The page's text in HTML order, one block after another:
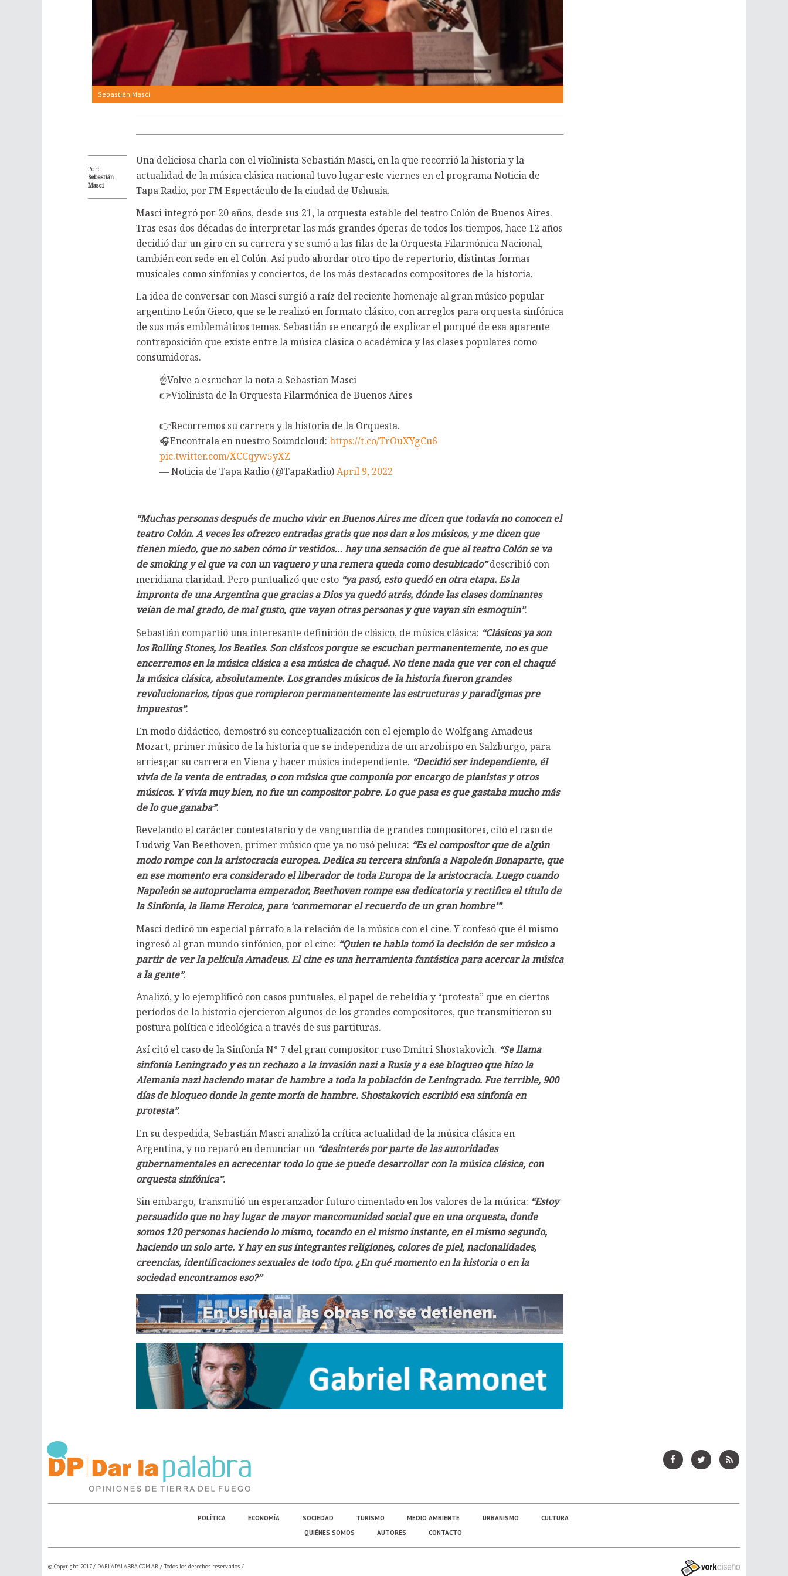
Sebastián Masci
Por:
Sebastián
Masci
Una deliciosa charla con el violinista Sebastián Masci, en la que recorrió la historia y la
actualidad de la música clásica nacional tuvo lugar este viernes en el programa Noticia de
Tapa Radio, por FM Espectáculo de la ciudad de Ushuaia.
Masci integró por 20 años, desde sus 21, la orquesta estable del teatro Colón de Buenos Aires.
Tras esas dos décadas de interpretar las más grandes óperas de todos los tiempos, hace 12 años
decidió dar un giro en su carrera y se sumó a las filas de la Orquesta Filarmónica Nacional,
también con sede en el Colón. Así pudo abordar otro tipo de repertorio, distintas formas
musicales como sinfonías y conciertos, de los más destacados compositores de la historia.
La idea de conversar con Masci surgió a raíz del reciente homenaje al gran músico popular
argentino León Gieco, que se le realizó en formato clásico, con arreglos para orquesta sinfónica
de sus más emblemáticos temas. Sebastián se encargó de explicar el porqué de esa aparente
contraposición que existe entre la música clásica o académica y las clases populares como
consumidoras.
☝️Volve a escuchar la nota a Sebastian Masci
👉Violinista de la Orquesta Filarmónica de Buenos Aires
👉Recorremos su carrera y la historia de la Orquesta.
🎧Encontrala en nuestro Soundcloud: https://t.co/TrOuXYgCu6
pic.twitter.com/XCCqyw5yXZ
— Noticia de Tapa Radio (@TapaRadio)April 9, 2022
“Muchas personas después de mucho vivir en Buenos Aires me dicen que todavía no conocen el
teatro Colón. A veces les ofrezco entradas gratis que nos dan a los músicos, y me dicen que
tienen miedo, que no saben cómo ir vestidos… hay una sensación de que al teatro Colón se va
de smoking y el que va con un vaquero y una remera queda como desubicado”describió con
meridiana claridad. Pero puntualizó que esto “ya pasó, esto quedó en otra etapa. Es la
impronta de una Argentina que gracias a Dios ya quedó atrás, dónde las clases dominantes
veían de mal grado, de mal gusto, que vayan otras personas y que vayan sin esmoquin”.
Sebastián compartió una interesante definición de clásico, de música clásica: “Clásicos ya son
los Rolling Stones, los Beatles. Son clásicos porque se escuchan permanentemente, no es que
encerremos en la música clásica a esa música de chaqué. No tiene nada que ver con el chaqué
la música clásica, absolutamente. Los grandes músicos de la historia fueron grandes
revolucionarios, tipos que rompieron permanentemente las estructuras y paradigmas pre
impuestos”.
En modo didáctico, demostró su conceptualización con el ejemplo de Wolfgang Amadeus
Mozart, primer músico de la historia que se independiza de un arzobispo en Salzburgo, para
arriesgar su carrera en Viena y hacer música independiente. “Decidió ser independiente, él
vivía de la venta de entradas, o con música que componía por encargo de pianistas y otros
músicos. Y vivía muy bien, no fue un compositor pobre. Lo que pasa es que gastaba mucho más
de lo que ganaba”.
Revelando el carácter contestatario y de vanguardia de grandes compositores, citó el caso de
Ludwig Van Beethoven, primer músico que ya no usó peluca: “Es el compositor que de algún
modo rompe con la aristocracia europea. Dedica su tercera sinfonía a Napoleón Bonaparte, que
en ese momento era considerado el liberador de toda Europa de la aristocracia. Luego cuando
Napoleón se autoproclama emperador, Beethoven rompe esa dedicatoria y rectifica el título de
la Sinfonía, la llama Heroica, para ‘conmemorar el recuerdo de un gran hombre’”.
Masci dedicó un especial párrafo a la relación de la música con el cine. Y confesó que él mismo
ingresó al gran mundo sinfónico, por el cine: “Quien te habla tomó la decisión de ser músico a
partir de ver la película Amadeus. El cine es una herramienta fantástica para acercar la música
a la gente”.
Analizó, y lo ejemplificó con casos puntuales, el papel de rebeldía y “protesta” que en ciertos
períodos de la historia ejercieron algunos de los grandes compositores, que transmitieron su
postura política e ideológica a través de sus partituras.
Así citó el caso de la Sinfonía N° 7 del gran compositor ruso Dmitri Shostakovich. “Se llama
sinfonía Leningrado y es un rechazo a la invasión nazi a Rusia y a ese bloqueo que hizo la
Alemania nazi haciendo matar de hambre a toda la población de Leningrado. Fue terrible, 900
días de bloqueo donde la gente moría de hambre. Shostakovich escribió esa sinfonía en
protesta”.
En su despedida, Sebastián Masci analizó la crítica actualidad de la música clásica en
Argentina, y no reparó en denunciar un “desinterés por parte de las autoridades
gubernamentales en acrecentar todo lo que se puede desarrollar con la música clásica, con
orquesta sinfónica”.
Sin embargo, transmitió un esperanzador futuro cimentado en los valores de la música: “Estoy
persuadido que no hay lugar de mayor mancomunidad social que en una orquesta, donde
somos 120 personas haciendo lo mismo, tocando en el mismo instante, en el mismo segundo,
haciendo un solo arte. Y hay en sus integrantes religiones, colores de piel, nacionalidades,
creencias, identificaciones sexuales de todo tipo. ¿En qué momento en la historia o en la
sociedad encontramos eso?”
POLÍTICA ECONOMÍA SOCIEDAD TURISMO MEDIO AMBIENTE URBANISMO
CULTURA
QUIÉNES SOMOS
AUTORES CONTACTO
© Copyright 2017 / DARLAPALABRA.COM.AR / Todos los derechos reservados /